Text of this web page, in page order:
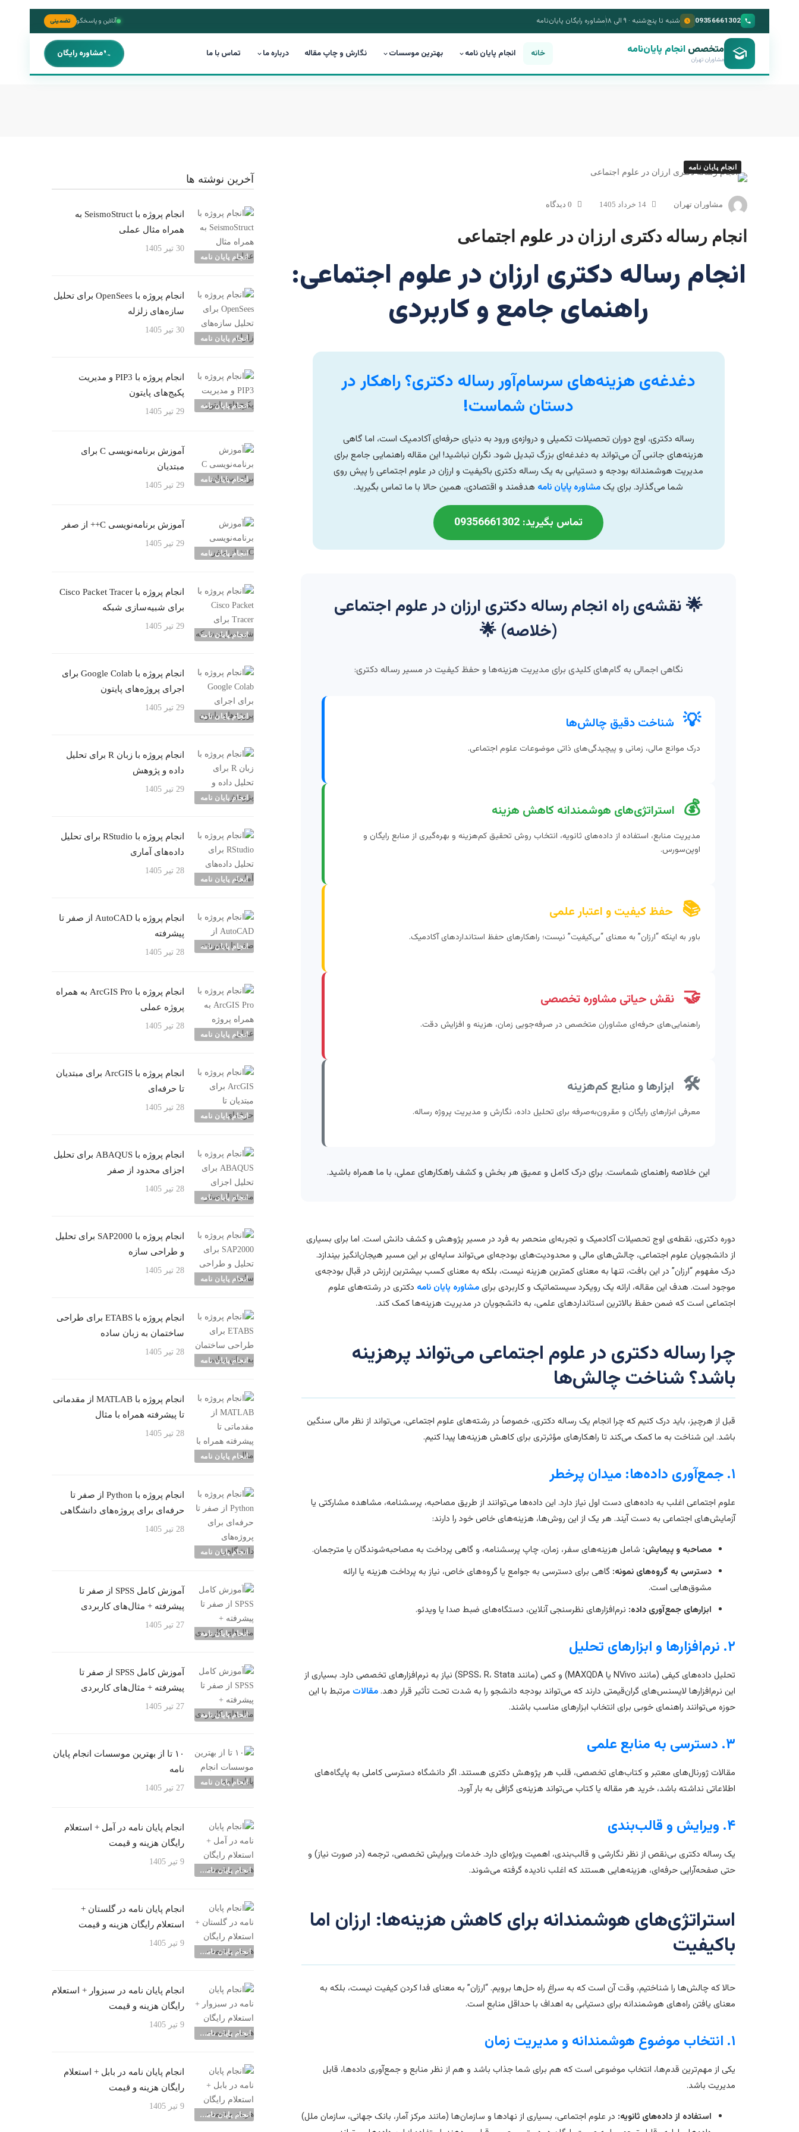
09356661302 شنبه تا پنج‌شنبه · ۹ الی ۱۸ مشاوره رایگان پایان‌نامه آنلاین و پاسخگو تضمینی
متخصص انجام پایان‌نامه
مشاوران تهران خانه انجام پایان نامه بهترین موسسات نگارش و چاپ مقاله درباره ما تماس با ما مشاوره رایگان
انجام پایان نامه
مشاوران تهران 14 خرداد 1405 0 دیدگاه
انجام رساله دکتری ارزان در علوم اجتماعی
انجام رساله دکتری ارزان در علوم اجتماعی:
راهنمای جامع و کاربردی
دغدغه‌ی هزینه‌های سرسام‌آور رساله دکتری؟ راهکار در
دستان شماست!
رساله دکتری، اوج دوران تحصیلات تکمیلی و دروازه‌ی ورود به دنیای حرفه‌ای آکادمیک است، اما گاهی
هزینه‌های جانبی آن می‌تواند به دغدغه‌ای بزرگ تبدیل شود. نگران نباشید! این مقاله راهنمایی جامع برای
مدیریت هوشمندانه بودجه و دستیابی به یک رساله دکتری باکیفیت و ارزان در علوم اجتماعی را پیش روی
شما می‌گذارد. برای یکمشاوره پایان نامه هدفمند و اقتصادی، همین حالا با ما تماس بگیرید.
تماس بگیرید: 09356661302
🌟 نقشه‌ی راه انجام رساله دکتری ارزان در علوم اجتماعی
(خلاصه) 🌟
نگاهی اجمالی به گام‌های کلیدی برای مدیریت هزینه‌ها و حفظ کیفیت در مسیر رساله دکتری:
💡 شناخت دقیق چالش‌ها
درک موانع مالی، زمانی و پیچیدگی‌های ذاتی موضوعات علوم اجتماعی.
💰 استراتژی‌های هوشمندانه کاهش هزینه
مدیریت منابع، استفاده از داده‌های ثانویه، انتخاب روش تحقیق کم‌هزینه و بهره‌گیری از منابع رایگان و
اوپن‌سورس.
📚 حفظ کیفیت و اعتبار علمی
باور به اینکه “ارزان” به معنای “بی‌کیفیت” نیست؛ راهکارهای حفظ استانداردهای آکادمیک.
🤝 نقش حیاتی مشاوره تخصصی
راهنمایی‌های حرفه‌ای مشاوران متخصص در صرفه‌جویی زمان، هزینه و افزایش دقت.
🛠️ ابزارها و منابع کم‌هزینه
معرفی ابزارهای رایگان و مقرون‌به‌صرفه برای تحلیل داده، نگارش و مدیریت پروژه رساله.
این خلاصه‌ راهنمای شماست. برای درک کامل و عمیق هر بخش و کشف راهکارهای عملی، با ما همراه باشید.
دوره دکتری، نقطه‌ی اوج تحصیلات آکادمیک و تجربه‌ای منحصر به فرد در مسیر پژوهش و کشف دانش است. اما برای بسیاری
از دانشجویان علوم اجتماعی، چالش‌های مالی و محدودیت‌های بودجه‌ای می‌تواند سایه‌ای بر این مسیر هیجان‌انگیز بیندازد.
درک مفهوم “ارزان” در این بافت، تنها به معنای کمترین هزینه نیست، بلکه به معنای کسب بیشترین ارزش در قبال بودجه‌ی
موجود است. هدف این مقاله، ارائه یک رویکرد سیستماتیک و کاربردی برایمشاوره پایان نامه دکتری در رشته‌های علوم
اجتماعی است که ضمن حفظ بالاترین استانداردهای علمی، به دانشجویان در مدیریت هزینه‌ها کمک کند.
چرا رساله دکتری در علوم اجتماعی می‌تواند پرهزینه
باشد؟ شناخت چالش‌ها
قبل از هرچیز، باید درک کنیم که چرا انجام یک رساله دکتری، خصوصاً در رشته‌های علوم اجتماعی، می‌تواند از نظر مالی سنگین
باشد. این شناخت به ما کمک می‌کند تا راهکارهای مؤثرتری برای کاهش هزینه‌ها پیدا کنیم.
۱. جمع‌آوری داده‌ها: میدان پرخطر
علوم اجتماعی اغلب به داده‌های دست اول نیاز دارد. این داده‌ها می‌توانند از طریق مصاحبه، پرسشنامه، مشاهده مشارکتی یا
آزمایش‌های اجتماعی به دست آیند. هر یک از این روش‌ها، هزینه‌های خاص خود را دارند:
مصاحبه و پیمایش: شامل هزینه‌های سفر، زمان، چاپ پرسشنامه، و گاهی پرداخت به مصاحبه‌شوندگان یا مترجمان.
دسترسی به گروه‌های نمونه: گاهی برای دسترسی به جوامع یا گروه‌های خاص، نیاز به پرداخت هزینه یا ارائه
مشوق‌هایی است.
ابزارهای جمع‌آوری داده: نرم‌افزارهای نظرسنجی آنلاین، دستگاه‌های ضبط صدا یا ویدئو.
۲. نرم‌افزارها و ابزارهای تحلیل
تحلیل داده‌های کیفی (مانند NVivo یا MAXQDA) و کمی (مانند SPSS، R، Stata) نیاز به نرم‌افزارهای تخصصی دارد. بسیاری از
این نرم‌افزارها لایسنس‌های گران‌قیمتی دارند که می‌تواند بودجه دانشجو را به شدت تحت تأثیر قرار دهد.مقالات مرتبط با این
حوزه می‌توانند راهنمای خوبی برای انتخاب ابزارهای مناسب باشند.
۳. دسترسی به منابع علمی
مقالات ژورنال‌های معتبر و کتاب‌های تخصصی، قلب هر پژوهش دکتری هستند. اگر دانشگاه دسترسی کاملی به پایگاه‌های
اطلاعاتی نداشته باشد، خرید هر مقاله یا کتاب می‌تواند هزینه‌ی گزافی به بار آورد.
۴. ویرایش و قالب‌بندی
یک رساله دکتری بی‌نقص از نظر نگارشی و قالب‌بندی، اهمیت ویژه‌ای دارد. خدمات ویرایش تخصصی، ترجمه (در صورت نیاز) و
حتی صفحه‌آرایی حرفه‌ای، هزینه‌هایی هستند که اغلب نادیده گرفته می‌شوند.
استراتژی‌های هوشمندانه برای کاهش هزینه‌ها: ارزان اما
باکیفیت
حالا که چالش‌ها را شناختیم، وقت آن است که به سراغ راه حل‌ها برویم. “ارزان” به معنای فدا کردن کیفیت نیست، بلکه به
معنای یافتن راه‌های هوشمندانه برای دستیابی به اهداف با حداقل منابع است.
۱. انتخاب موضوع هوشمندانه و مدیریت زمان
یکی از مهم‌ترین قدم‌ها، انتخاب موضوعی است که هم برای شما جذاب باشد و هم از نظر منابع و جمع‌آوری داده‌ها، قابل
مدیریت باشد.
استفاده از داده‌های ثانویه: در علوم اجتماعی، بسیاری از نهادها و سازمان‌ها (مانند مرکز آمار، بانک جهانی، سازمان ملل)
آخرین نوشته ها
انجام پایان نامه
انجام پروژه با SeismoStruct به
همراه مثال عملی
30 تیر 1405
انجام پایان نامه
انجام پروژه با OpenSees برای تحلیل
سازه‌های زلزله
30 تیر 1405
انجام پایان نامه
انجام پروژه با PIP3 و مدیریت
پکیج‌های پایتون
29 تیر 1405
انجام پایان نامه
آموزش برنامه‌نویسی C برای
مبتدیان
29 تیر 1405
انجام پایان نامه
آموزش برنامه‌نویسی C++ از صفر
29 تیر 1405
انجام پایان نامه
انجام پروژه با Cisco Packet Tracer
برای شبیه‌سازی شبکه
29 تیر 1405
انجام پایان نامه
انجام پروژه با Google Colab برای
اجرای پروژه‌های پایتون
29 تیر 1405
انجام پایان نامه
انجام پروژه با زبان R برای تحلیل
داده و پژوهش
29 تیر 1405
انجام پایان نامه
انجام پروژه با RStudio برای تحلیل
داده‌های آماری
28 تیر 1405
انجام پایان نامه
انجام پروژه با AutoCAD از صفر تا
پیشرفته
28 تیر 1405
انجام پایان نامه
انجام پروژه با ArcGIS Pro به همراه
پروژه عملی
28 تیر 1405
انجام پایان نامه
انجام پروژه با ArcGIS برای مبتدیان
تا حرفه‌ای
28 تیر 1405
انجام پایان نامه
انجام پروژه با ABAQUS برای تحلیل
اجزای محدود از صفر
28 تیر 1405
انجام پایان نامه
انجام پروژه با SAP2000 برای تحلیل
و طراحی سازه
28 تیر 1405
انجام پایان نامه
انجام پروژه با ETABS برای طراحی
ساختمان به زبان ساده
28 تیر 1405
انجام پایان نامه
انجام پروژه با MATLAB از مقدماتی
تا پیشرفته همراه با مثال
28 تیر 1405
انجام پایان نامه
انجام پروژه با Python از صفر تا
حرفه‌ای برای پروژه‌های دانشگاهی
28 تیر 1405
انجام پایان نامه
آموزش کامل SPSS از صفر تا
پیشرفته + مثال‌های کاربردی
27 تیر 1405
انجام پایان نامه
آموزش کامل SPSS از صفر تا
پیشرفته + مثال‌های کاربردی
27 تیر 1405
انجام پایان نامه
۱۰ تا از بهترین موسسات انجام پایان
نامه
27 تیر 1405
انجام پایان نامه شهرها
انجام پایان نامه در آمل + استعلام
رایگان هزینه و قیمت
9 تیر 1405
انجام پایان نامه شهرها
انجام پایان نامه در گلستان +
استعلام رایگان هزینه و قیمت
9 تیر 1405
انجام پایان نامه شهرها
انجام پایان نامه در سبزوار + استعلام
رایگان هزینه و قیمت
9 تیر 1405
انجام پایان نامه شهرها
انجام پایان نامه در بابل + استعلام
رایگان هزینه و قیمت
9 تیر 1405